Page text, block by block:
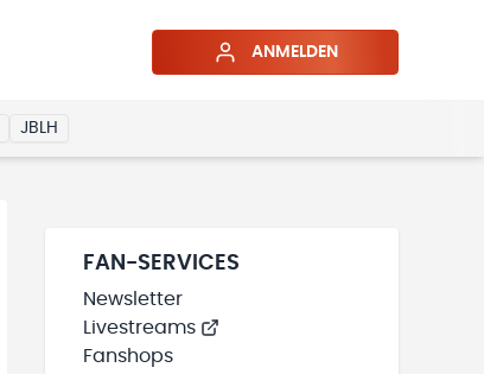
ANMELDEN
JBLH
FAN-SERVICES
Newsletter
Livestreams
Fanshops